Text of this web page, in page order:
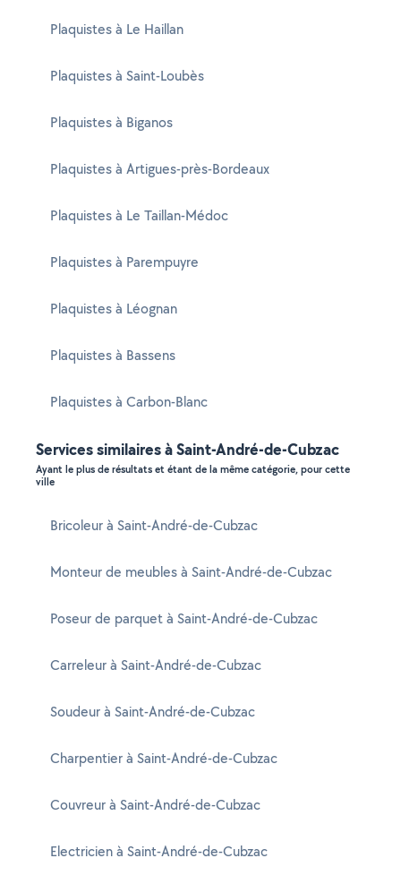
Plaquistes à Le Haillan
Plaquistes à Saint-Loubès
Plaquistes à Biganos
Plaquistes à Artigues-près-Bordeaux
Plaquistes à Le Taillan-Médoc
Plaquistes à Parempuyre
Plaquistes à Léognan
Plaquistes à Bassens
Plaquistes à Carbon-Blanc
Services similaires à Saint-André-de-Cubzac
Ayant le plus de résultats et étant de la même catégorie, pour cette
ville
Bricoleur à Saint-André-de-Cubzac
Monteur de meubles à Saint-André-de-Cubzac
Poseur de parquet à Saint-André-de-Cubzac
Carreleur à Saint-André-de-Cubzac
Soudeur à Saint-André-de-Cubzac
Charpentier à Saint-André-de-Cubzac
Couvreur à Saint-André-de-Cubzac
Electricien à Saint-André-de-Cubzac